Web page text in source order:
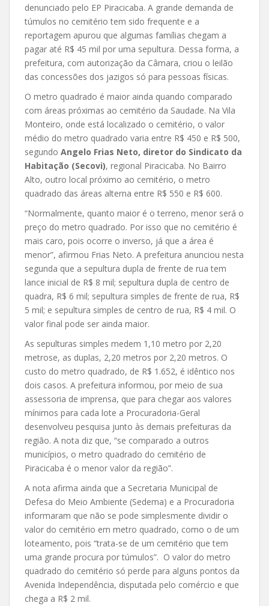
denunciado pelo EP Piracicaba. A grande demanda de
túmulos no cemitério tem sido frequente e a
reportagem apurou que algumas famílias chegam a
pagar até R$ 45 mil por uma sepultura. Dessa forma, a
prefeitura, com autorização da Câmara, criou o leilão
das concessões dos jazigos só para pessoas físicas.
O metro quadrado é maior ainda quando comparado
com áreas próximas ao cemitério da Saudade. Na Vila
Monteiro, onde está localizado o cemitério, o valor
médio do metro quadrado varia entre R$ 450 e R$ 500,
segundo Angelo Frias Neto, diretor do Sindicato da
Habitação (Secovi), regional Piracicaba. No Bairro
Alto, outro local próximo ao cemitério, o metro
quadrado das áreas alterna entre R$ 550 e R$ 600.
“Normalmente, quanto maior é o terreno, menor será o
preço do metro quadrado. Por isso que no cemitério é
mais caro, pois ocorre o inverso, já que a área é
menor”, afirmou Frias Neto. A prefeitura anunciou nesta
segunda que a sepultura dupla de frente de rua tem
lance inicial de R$ 8 mil; sepultura dupla de centro de
quadra, R$ 6 mil; sepultura simples de frente de rua, R$
5 mil; e sepultura simples de centro de rua, R$ 4 mil. O
valor final pode ser ainda maior.
As sepulturas simples medem 1,10 metro por 2,20
metrose, as duplas, 2,20 metros por 2,20 metros. O
custo do metro quadrado, de R$ 1.652, é idêntico nos
dois casos. A prefeitura informou, por meio de sua
assessoria de imprensa, que para chegar aos valores
mínimos para cada lote a Procuradoria-Geral
desenvolveu pesquisa junto às demais prefeituras da
região. A nota diz que, “se comparado a outros
municípios, o metro quadrado do cemitério de
Piracicaba é o menor valor da região”.
A nota afirma ainda que a Secretaria Municipal de
Defesa do Meio Ambiente (Sedema) e a Procuradoria
informaram que não se pode simplesmente dividir o
valor do cemitério em metro quadrado, como o de um
loteamento, pois “trata-se de um cemitério que tem
uma grande procura por túmulos”. O valor do metro
quadrado do cemitério só perde para alguns pontos da
Avenida Independência, disputada pelo comércio e que
chega a R$ 2 mil.